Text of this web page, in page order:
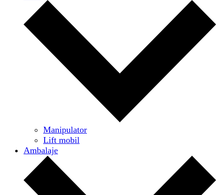
Manipulator
Lift mobil
Ambalaje